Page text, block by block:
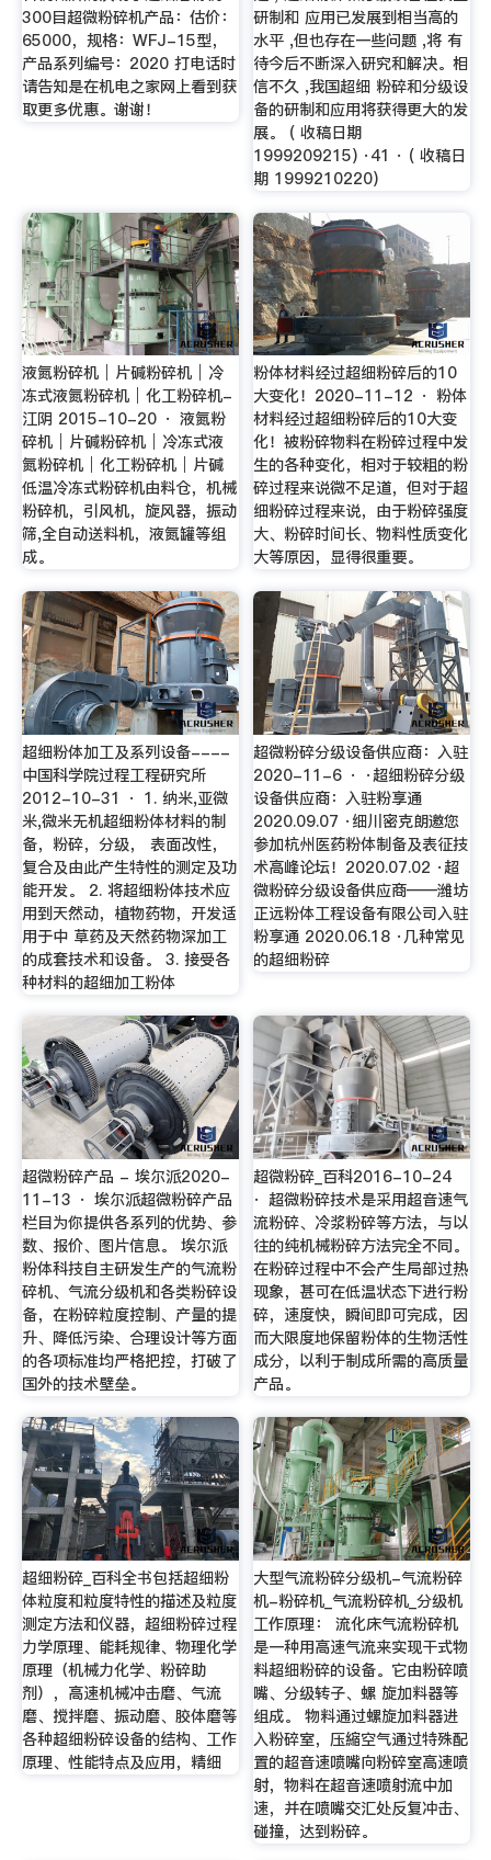
300目超微粉碎机产品：估价：
65000，规格：WFJ-15型，
产品系列编号：2020 打电话时
请告知是在机电之家网上看到获
取更多优惠。谢谢！
研制和 应用已发展到相当高的
水平 ,但也存在一些问题 ,将 有
待今后不断深入研究和解决。相
信不久 ,我国超细 粉碎和分级设
备的研制和应用将获得更大的发
展。 ( 收稿日期
1999209215) ·41 · ( 收稿日
期 1999210220)
液氮粉碎机│片碱粉碎机│冷
冻式液氮粉碎机│化工粉碎机-
江阴 2015-10-20 · 液氮粉
碎机│片碱粉碎机│冷冻式液
氮粉碎机│化工粉碎机│片碱
低温冷冻式粉碎机由料仓，机械
粉碎机，引风机，旋风器，振动
筛,全自动送料机，液氮罐等组
成。
粉体材料经过超细粉碎后的10
大变化！2020-11-12 · 粉体
材料经过超细粉碎后的10大变
化！被粉碎物料在粉碎过程中发
生的各种变化，相对于较粗的粉
碎过程来说微不足道，但对于超
细粉碎过程来说，由于粉碎强度
大、粉碎时间长、物料性质变化
大等原因，显得很重要。
超细粉体加工及系列设备----
中国科学院过程工程研究所
2012-10-31 · 1. 纳米,亚微
米,微米无机超细粉体材料的制
备，粉碎，分级， 表面改性，
复合及由此产生特性的测定及功
能开发。 2. 将超细粉体技术应
用到天然动，植物药物，开发适
用于中 草药及天然药物深加工
的成套技术和设备。 3. 接受各
种材料的超细加工粉体
超微粉碎分级设备供应商：入驻
2020-11-6 · ·超细粉碎分级
设备供应商：入驻粉享通
2020.09.07 ·细川密克朗邀您
参加杭州医药粉体制备及表征技
术高峰论坛！2020.07.02 ·超
微粉碎分级设备供应商——潍坊
正远粉体工程设备有限公司入驻
粉享通 2020.06.18 ·几种常见
的超细粉碎
超微粉碎产品 - 埃尔派2020-
11-13 · 埃尔派超微粉碎产品
栏目为你提供各系列的优势、参
数、报价、图片信息。 埃尔派
粉体科技自主研发生产的气流粉
碎机、气流分级机和各类粉碎设
备，在粉碎粒度控制、产量的提
升、降低污染、合理设计等方面
的各项标准均严格把控，打破了
国外的技术壁垒。
超微粉碎_百科2016-10-24
· 超微粉碎技术是采用超音速气
流粉碎、冷浆粉碎等方法，与以
往的纯机械粉碎方法完全不同。
在粉碎过程中不会产生局部过热
现象，甚可在低温状态下进行粉
碎，速度快，瞬间即可完成，因
而大限度地保留粉体的生物活性
成分，以利于制成所需的高质量
产品。
超细粉碎_百科全书包括超细粉
体粒度和粒度特性的描述及粒度
测定方法和仪器，超细粉碎过程
力学原理、能耗规律、物理化学
原理（机械力化学、粉碎助
剂），高速机械冲击磨、气流
磨、搅拌磨、振动磨、胶体磨等
各种超细粉碎设备的结构、工作
原理、性能特点及应用，精细
大型气流粉碎分级机-气流粉碎
机-粉碎机_气流粉碎机_分级机
工作原理： 流化床气流粉碎机
是一种用高速气流来实现干式物
料超细粉碎的设备。它由粉碎喷
嘴、分级转子、螺 旋加料器等
组成。 物料通过螺旋加料器进
入粉碎室，压縮空气通过特殊配
置的超音速喷嘴向粉碎室高速喷
射，物料在超音速喷射流中加
速，并在喷嘴交汇处反复冲击、
碰撞，达到粉碎。